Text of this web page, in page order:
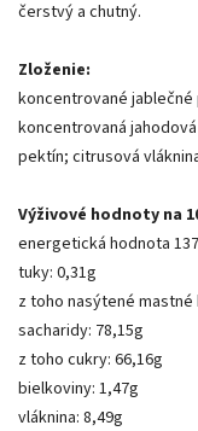
čerstvý a chutný.
Zloženie:
koncentrované
koncentrovaná
pektín; citrusová
Výživové hodnoty na
energetická hodnota
tuky: 0,31g
z toho nasýtené mastné
sacharidy: 78,15g
z toho cukry: 66,16g
bielkoviny: 1,47g
vláknina: 8,49g